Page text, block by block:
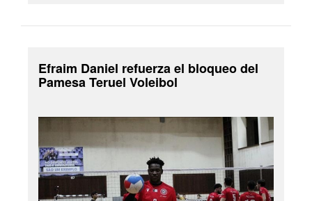
Efraim Daniel refuerza el bloqueo del
Pamesa Teruel Voleibol